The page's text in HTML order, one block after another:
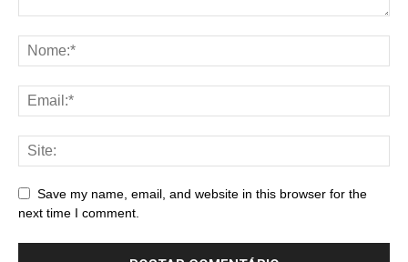
Save my name, email, and website in this browser for the
next time I comment.